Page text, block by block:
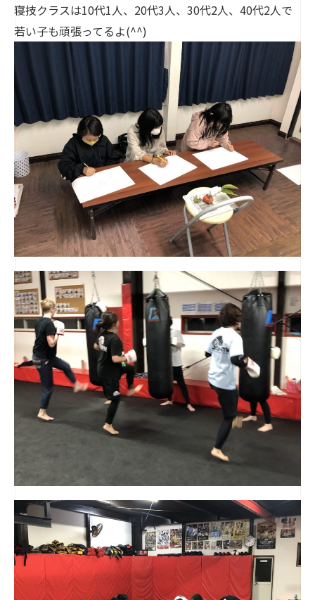
寝技クラスは10代1人、20代3人、30代2人、40代2人で
若い子も頑張ってるよ(^^)